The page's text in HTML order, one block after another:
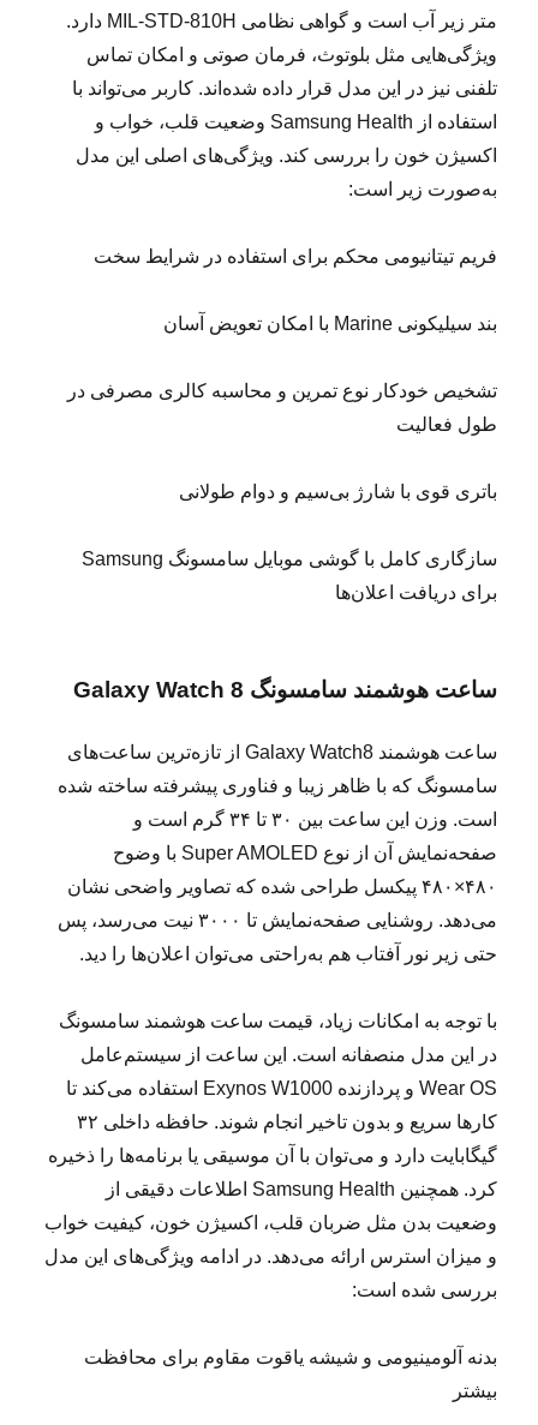
متر زیر آب است و گواهی نظامی MIL-STD-810H دارد.
ویژگی‌هایی مثل بلوتوث، فرمان صوتی و امکان تماس
تلفنی نیز در این مدل قرار داده شده‌اند. کاربر می‌تواند با
استفاده از Samsung Health وضعیت قلب، خواب و
اکسیژن خون را بررسی کند. ویژگی‌های اصلی این مدل
به‌صورت زیر است:
فریم تیتانیومی محکم برای استفاده در شرایط سخت
بند سیلیکونی Marine با امکان تعویض آسان
تشخیص خودکار نوع تمرین و محاسبه کالری مصرفی در
طول فعالیت
باتری قوی با شارژ بی‌سیم و دوام طولانی
سازگاری کامل با گوشی موبایل سامسونگ Samsung
برای دریافت اعلان‌ها
ساعت هوشمند سامسونگ Galaxy Watch 8
ساعت هوشمند Galaxy Watch8 از تازه‌ترین ساعت‌های
سامسونگ که با ظاهر زیبا و فناوری پیشرفته ساخته شده
است. وزن این ساعت بین ۳۰ تا ۳۴ گرم است و
صفحه‌نمایش آن از نوع Super AMOLED با وضوح
۴۸۰×۴۸۰ پیکسل طراحی شده که تصاویر واضحی نشان
می‌دهد. روشنایی صفحه‌نمایش تا ۳۰۰۰ نیت می‌رسد، پس
حتی زیر نور آفتاب هم به‌راحتی می‌توان اعلان‌ها را دید.
با توجه به امکانات زیاد، قیمت ساعت هوشمند سامسونگ
در این مدل منصفانه است. این ساعت از سیستم‌عامل
Wear OS و پردازنده Exynos W1000 استفاده می‌کند تا
کارها سریع و بدون تاخیر انجام شوند. حافظه داخلی ۳۲
گیگابایت دارد و می‌توان با آن موسیقی یا برنامه‌ها را ذخیره
کرد. همچنین Samsung Health اطلاعات دقیقی از
وضعیت بدن مثل ضربان قلب، اکسیژن خون، کیفیت خواب
و میزان استرس ارائه می‌دهد. در ادامه ویژگی‌های این مدل
بررسی شده است:
بدنه آلومینیومی و شیشه یاقوت مقاوم برای محافظت
بیشتر